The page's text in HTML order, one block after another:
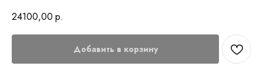
24100,00 р.
Добавить в корзину